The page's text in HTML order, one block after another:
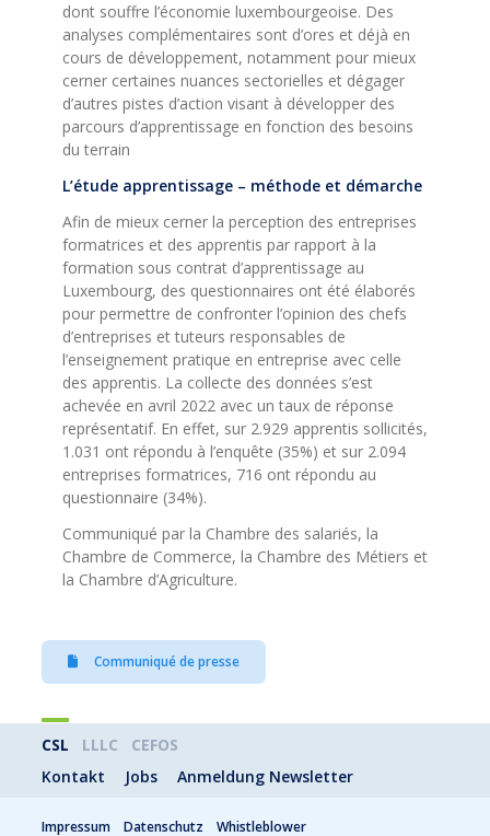
dont souffre l’économie luxembourgeoise. Des
analyses complémentaires sont d’ores et déjà en
cours de développement, notamment pour mieux
cerner certaines nuances sectorielles et dégager
d’autres pistes d’action visant à développer des
parcours d’apprentissage en fonction des besoins
du terrain
L’étude apprentissage – méthode et démarche
Afin de mieux cerner la perception des entreprises
formatrices et des apprentis par rapport à la
formation sous contrat d’apprentissage au
Luxembourg, des questionnaires ont été élaborés
pour permettre de confronter l’opinion des chefs
d’entreprises et tuteurs responsables de
l’enseignement pratique en entreprise avec celle
des apprentis. La collecte des données s’est
achevée en avril 2022 avec un taux de réponse
représentatif. En effet, sur 2.929 apprentis sollicités,
1.031 ont répondu à l’enquête (35%) et sur 2.094
entreprises formatrices, 716 ont répondu au
questionnaire (34%).
Communiqué par la Chambre des salariés, la
Chambre de Commerce, la Chambre des Métiers et
la Chambre d’Agriculture.
Communiqué de presse
CSL LLLC
CEFOS
Kontakt
Jobs Anmeldung Newsletter
Impressum Datenschutz Whistleblower